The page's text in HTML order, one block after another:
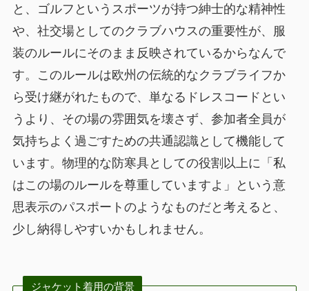
と、ゴルフというスポーツが持つ紳士的な精神性
や、社交場としてのクラブハウスの重要性が、服
装のルールにそのまま反映されているからなんで
す。このルールは欧州の伝統的なクラブライフか
ら受け継がれたもので、単なるドレスコードとい
うより、その場の雰囲気を壊さず、参加者全員が
気持ちよく過ごすための共通認識として機能して
います。物理的な防寒具としての役割以上に「私
はこの場のルールを尊重していますよ」という意
思表示のパスポートのようなものだと考えると、
少し納得しやすいかもしれません。
ジャケット着用の背景